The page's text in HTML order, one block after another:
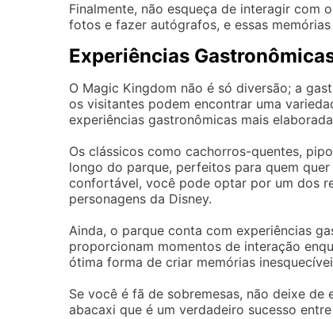
Finalmente, não esqueça de interagir com
fotos e fazer autógrafos, e essas
Experiências
O Magic Kingdom não é só diversão; a
os visitantes podem encontrar uma
experiências gastronômicas mais
Os clássicos como cachorros-quentes,
longo do parque, perfeitos para quem
confortável, você pode optar por um dos
personagens da Disney.
Ainda, o parque conta com experiências
proporcionam momentos de interação
ótima forma de criar memórias
Se você é fã de sobremesas, não deixe de
abacaxi que é um verdadeiro sucesso